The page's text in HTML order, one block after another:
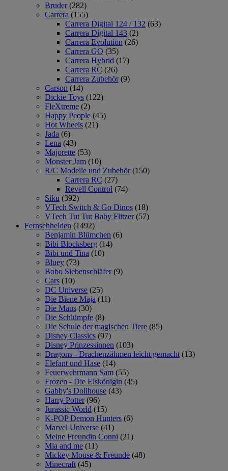
Bruder (282)
Carrera (155)
Carrera Digital 124 / 132 (63)
Carrera Digital 143 (2)
Carrera Evolution (26)
Carrera GO (35)
Carrera Hybrid (17)
Carrera RC (26)
Carrera Zubehör (9)
Carson (14)
Dickie Toys (122)
FleXtreme (2)
Happy People (45)
Hot Wheels (21)
Jada (6)
Lena (43)
Majorette (53)
Monster Jam (10)
R/C Modelle und Zubehör (150)
Carrera RC (27)
Revell Control (74)
Siku (392)
VTech Switch & Go Dinos (18)
VTech Tut Tut Baby Flitzer (57)
Fernsehhelden (1492)
Benjamin Blümchen (6)
Bibi Blocksberg (14)
Bibi und Tina (10)
Bluey (73)
Bobo Siebenschläfer (9)
Cars (10)
DC Universe (25)
Die Biene Maja (11)
Die Maus (30)
Die Schlümpfe (8)
Die Schule der magischen Tiere (85)
Disney Classics (97)
Disney Prinzessinnen (103)
Dragons - Drachenzähmen leicht gemacht (13)
Elefant und Hase (14)
Feuerwehrmann Sam (55)
Frozen - Die Eiskönigin (45)
Gabby's Dollhouse (43)
Harry Potter (96)
Jurassic World (15)
K-POP Demon Hunters (6)
Marvel Universe (41)
Meine Freundin Conni (21)
Mia and me (11)
Mickey Mouse & Freunde (48)
Minecraft (45)